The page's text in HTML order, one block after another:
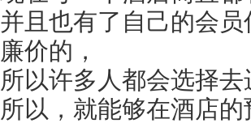
并且也有了自己的会
廉价的，
所以许多人都会选择
所以，就能够在酒店